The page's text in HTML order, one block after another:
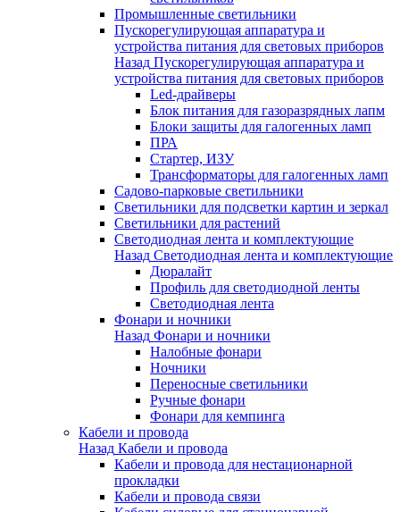
Промышленные светильники
Пускорегулирующая аппаратура и
устройства питания для световых приборов
Назад Пускорегулирующая аппаратура и
устройства питания для световых приборов
Led-драйверы
Блок питания для газоразрядных лапм
Блоки защиты для галогенных ламп
ПРА
Стартер, ИЗУ
Трансформаторы для галогенных ламп
Садово-парковые светильники
Светильники для подсветки картин и зеркал
Светильники для растений
Светодиодная лента и комплектующие
Назад Светодиодная лента и комплектующие
Дюралайт
Профиль для светодиодной ленты
Светодиодная лента
Фонари и ночники
Назад Фонари и ночники
Налобные фонари
Ночники
Переносные светильники
Ручные фонари
Фонари для кемпинга
Кабели и провода
Назад Кабели и провода
Кабели и провода для нестационарной
прокладки
Кабели и провода связи